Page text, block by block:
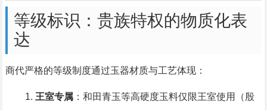
等级标识：贵族特权的物质化表
达
商代严格的等级制度通过玉器材质与工艺体现：
王室专属：和田青玉等高硬度玉料仅限王室使用（殷